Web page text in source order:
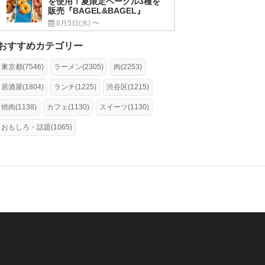
販売『BAGEL&BAGEL』
8月5日(水) 〜
すすめカテゴリー
東京都(7546) ラーメン(2305) 肉(2253)
居酒屋(1804) ランチ(1225) 渋谷区(1215)
焼肉(1138) カフェ(1130) スイーツ(1130)
おもしろ・話題(1065)